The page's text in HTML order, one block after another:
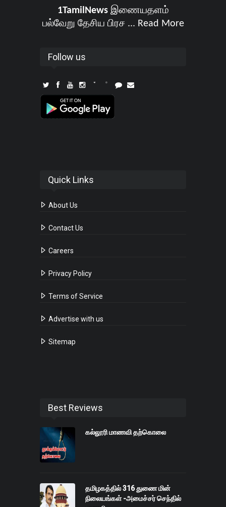
1TamilNewsஇணையதளம்
பல்வேறு தேசிய பிரச ... Read More
Follow us
Quick Links
About Us
Contact Us
Careers
Privacy Policy
Terms of Service
Advertise with us
Sitemap
Best Reviews
கல்லூரி மாணவி தற்கொலை
தமிழகத்தில் 316 துணை மின்
நிலையங்கள் -அமைச்சர் செந்தில்